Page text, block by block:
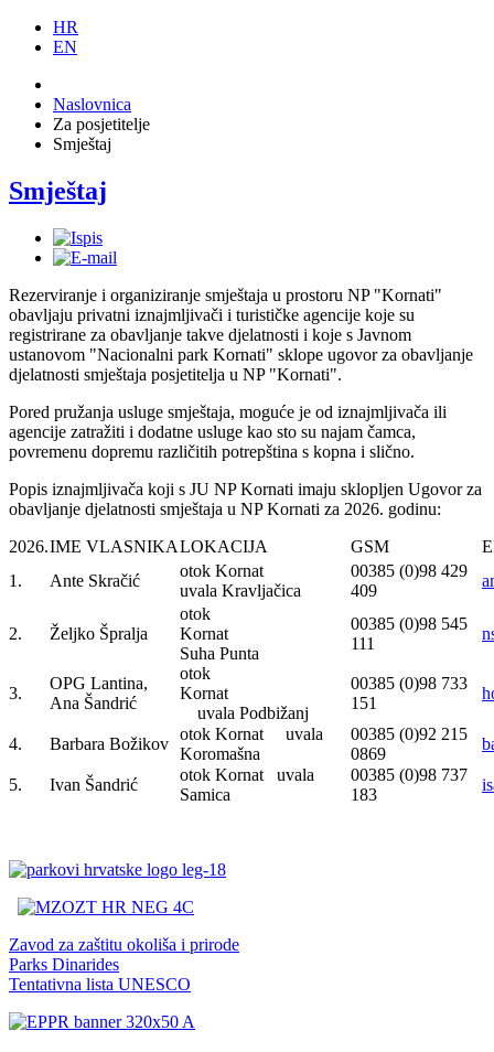
HR
EN
Naslovnica
Za posjetitelje
Smještaj
Smještaj
Rezerviranje i organiziranje smještaja u prostoru NP "Kornati"
obavljaju privatni iznajmljivači i turističke agencije koje su
registrirane za obavljanje takve djelatnosti i koje s Javnom
ustanovom "Nacionalni park Kornati" sklope ugovor za obavljanje
djelatnosti smještaja posjetitelja u NP "Kornati".
Pored pružanja usluge smještaja, moguće je od iznajmljivača ili
agencije zatražiti i dodatne usluge kao sto su najam čamca,
povremenu dopremu različitih potrepština s kopna i slično.
Popis iznajmljivača koji s JU NP Kornati imaju sklopljen Ugovor za
obavljanje djelatnosti smještaja u NP Kornati za 2026. godinu:
2026.IME VLASNIKALOKACIJA GSM
1.
Ante Skračić
otok Kornat
uvala Kravljačica
00385 (0)98 429
409
2. Željko Špralja
otok
Kornat
Suha Punta
00385 (0)98 545
111
3.
OPG Lantina,
Ana Šandrić
otok
Kornat
uvala Podbižanj
00385 (0)98 733
151
4. Barbara Božikov
otok Kornat uvala
Koromašna
00385 (0)92 215
0869
5. Ivan Šandrić
otok Kornat uvala
Samica
00385 (0)98 737
183
Zavod za zaštitu okoliša i prirode
Parks Dinarides
Tentativna lista UNESCO